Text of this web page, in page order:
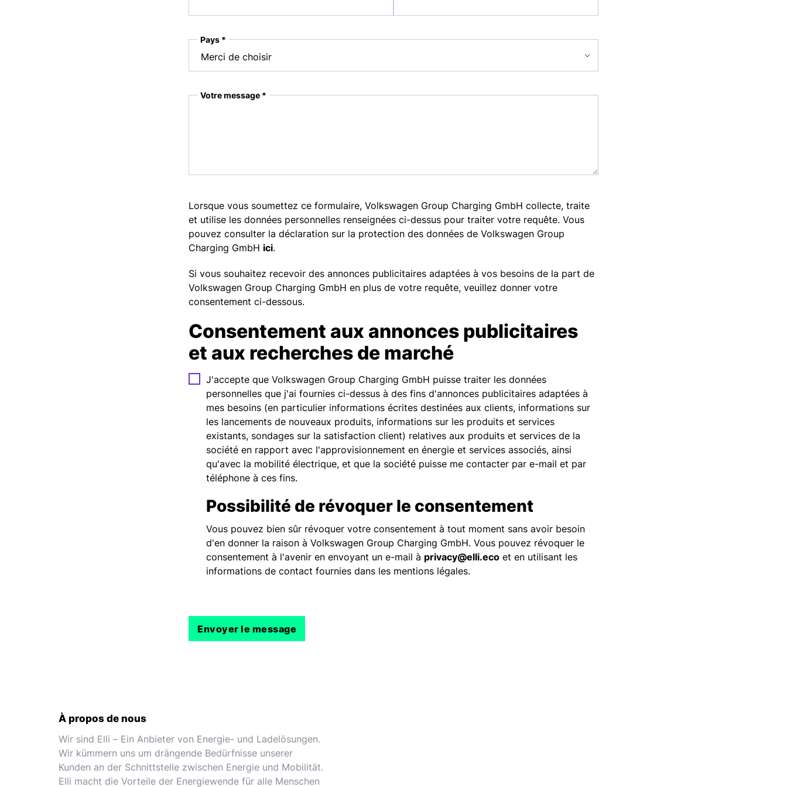
Pays *
Votre message *
Lorsque vous soumettez ce formulaire, Volkswagen Group Charging GmbH collecte, traite
et utilise les données personnelles renseignées ci-dessus pour traiter votre requête. Vous
pouvez consulter la déclaration sur la protection des données de Volkswagen Group
Charging GmbH ici.
Si vous souhaitez recevoir des annonces publicitaires adaptées à vos besoins de la part de
Volkswagen Group Charging GmbH en plus de votre requête, veuillez donner votre
consentement ci-dessous.
Consentement aux annonces publicitaires
et aux recherches de marché
J'accepte que Volkswagen Group Charging GmbH puisse traiter les données
personnelles que j'ai fournies ci-dessus à des fins d'annonces publicitaires adaptées à
mes besoins (en particulier informations écrites destinées aux clients, informations sur
les lancements de nouveaux produits, informations sur les produits et services
existants, sondages sur la satisfaction client) relatives aux produits et services de la
société en rapport avec l'approvisionnement en énergie et services associés, ainsi
qu'avec la mobilité électrique, et que la société puisse me contacter par e-mail et par
téléphone à ces fins.
Possibilité de révoquer le consentement
Vous pouvez bien sûr révoquer votre consentement à tout moment sans avoir besoin
d'en donner la raison à Volkswagen Group Charging GmbH. Vous pouvez révoquer le
consentement à l'avenir en envoyant un e-mail à privacy@elli.eco et en utilisant les
informations de contact fournies dans les mentions légales.
À propos de nous
Wir sind Elli – Ein Anbieter von Energie- und Ladelösungen.
Wir kümmern uns um drängende Bedürfnisse unserer
Kunden an der Schnittstelle zwischen Energie und Mobilität.
Elli macht die Vorteile der Energiewende für alle Menschen